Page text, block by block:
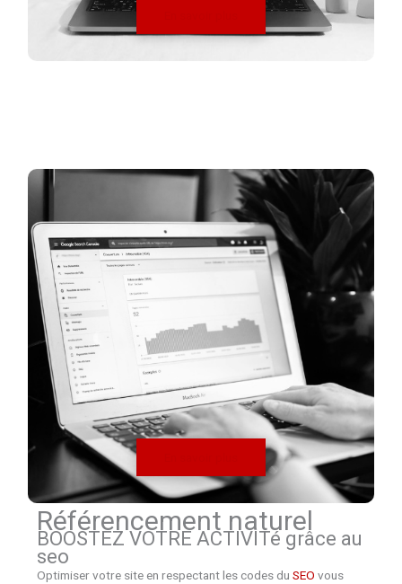
Référencement naturel
BOOSTEZ VOTRE ACTIVITé grâce au
seo
Optimiser votre site en respectant les codes duSEOvous